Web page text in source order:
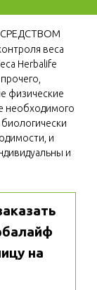
веса
Herbalife
физические
необходимого
и
и